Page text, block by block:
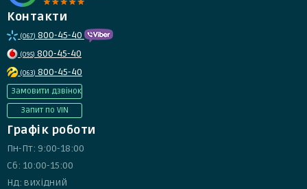
Контакти
(067) 800-45-40
(095) 800-45-40
(063) 800-45-40
Замовити дзвінок
Запит по VIN
Графік роботи
Пн-Пт: 9:00-18:00
Сб: 10:00-15:00
Нд: вихідний